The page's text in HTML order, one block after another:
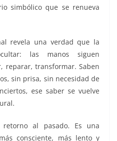
simbólico que se renueva
revela una verdad que la
las manos siguen
reparar, transformar. Saben
sin prisa, sin necesidad de
ese saber se vuelve
al pasado. Es una
consciente, más lento y